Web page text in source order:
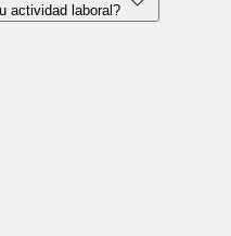
actividad laboral?